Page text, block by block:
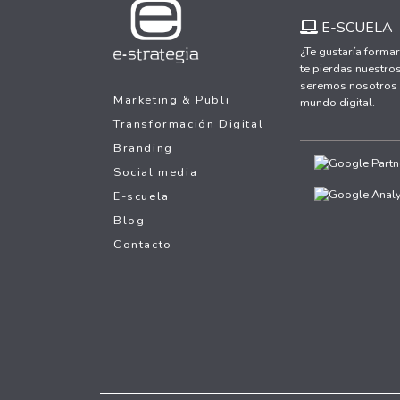
Marketing & Publi
Transformación Digital
Branding
Social media
E-scuela
Blog
Contacto
E-SCUELA
¿Te gustaría
te pierdas
seremos
mundo digital.